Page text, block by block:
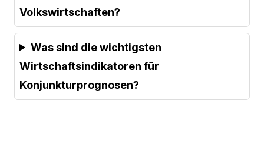
Volkswirtschaften?
Was sind die wichtigsten
Wirtschaftsindikatoren für
Konjunkturprognosen?